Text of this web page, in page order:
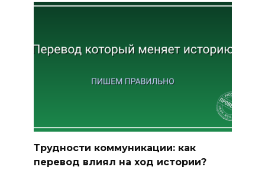
Трудности коммуникации: как
перевод влиял на ход истории?